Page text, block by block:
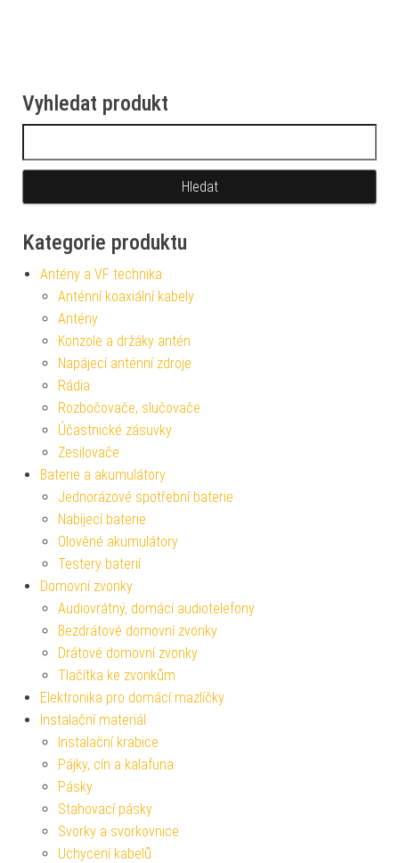
Vyhledat produkt
Kategorie produktu
Antény a VF technika
Anténní koaxiální kabely
Antény
Konzole a držáky antén
Napájecí anténní zdroje
Rádia
Rozbočovače, slučovače
Účastnické zásuvky
Zesilovače
Baterie a akumulátory
Jednorázové spotřební baterie
Nabíjecí baterie
Olověné akumulátory
Testery baterií
Domovní zvonky
Audiovrátný, domácí audiotelefony
Bezdrátové domovní zvonky
Drátové domovní zvonky
Tlačítka ke zvonkům
Elektronika pro domácí mazlíčky
Instalační materiál
Instalační krabice
Pájky, cín a kalafuna
Pásky
Stahovací pásky
Svorky a svorkovnice
Uchycení kabelů